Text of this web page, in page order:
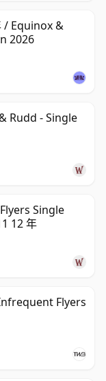
/ Equinox &
2026
Rudd - Single
Single
12 年
Flyers